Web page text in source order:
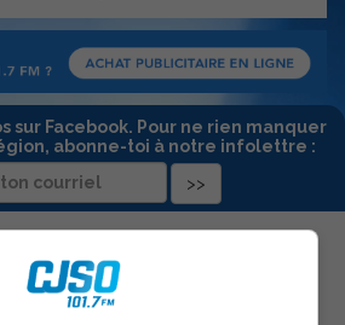
sur Facebook. Pour ne rien manquer
abonne-toi à notre infolettre :
COMMENT RÉAGIR SI NOTRE ENFANT EST